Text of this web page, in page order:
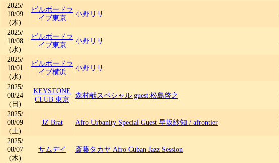
2025/
10/09
(木)
ビルボードラ
イブ東京
小野リサ
2025/
10/08
(水)
ビルボードラ
イブ東京
小野リサ
2025/
10/01
(水)
ビルボードラ
イブ横浜
小野リサ
2025/
08/24
(日)
KEYSTONE
CLUB 東京
森村献スペシャル guest:松島啓之
2025/
08/09
(土)
JZ Brat Afro Urbanity Special Guest 早坂紗知 / afrontier
2025/
08/07
(木)
サムデイ 斎藤タカヤ Afro Cuban Jazz Session